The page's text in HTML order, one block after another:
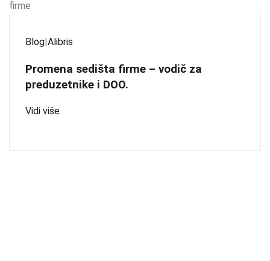
Blog|Alibris
Promena sedišta firme – vodič za
preduzetnike i DOO.
Vidi više